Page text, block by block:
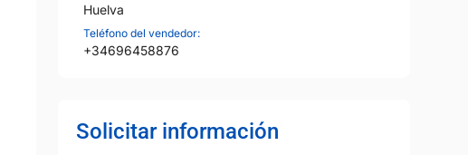
Huelva
Teléfono del vendedor:
+34696458876
Solicitar información